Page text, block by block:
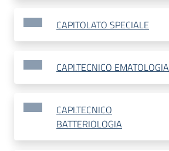
CAPITOLATO SPECIALE
CAPI.TECNICO EMATOLOGIA
CAPI.TECNICO
BATTERIOLOGIA